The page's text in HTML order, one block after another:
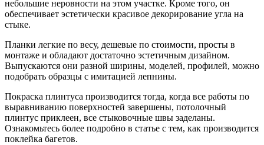
небольшие неровности на этом участке. Кроме того, он
обеспечивает эстетически красивое декорирование угла на
стыке.
Планки легкие по весу, дешевые по стоимости, просты в
монтаже и обладают достаточно эстетичным дизайном.
Выпускаются они разной ширины, моделей, профилей, можно
подобрать образцы с имитацией лепнины.
Покраска плинтуса производится тогда, когда все работы по
выравниванию поверхностей завершены, потолочный
плинтус приклеен, все стыковочные швы заделаны.
Ознакомьтесь более подробно в статье с тем, как производится
поклейка багетов.